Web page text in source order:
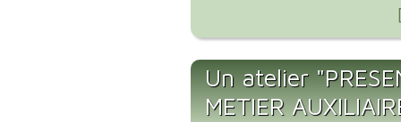
Un atelier
METIER